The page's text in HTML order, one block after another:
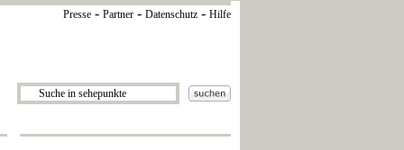
Presse - Partner - Datenschutz - Hilfe